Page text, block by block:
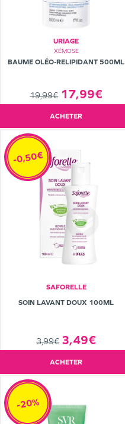
URIAGE
XÉMOSE
BAUME OLÉO-RELIPIDANT 500ML
19,99€ 17,99€
ACHETER
SAFORELLE
SOIN LAVANT DOUX 100ML
3,99€ 3,49€
-0,50€
ACHETER
-20%